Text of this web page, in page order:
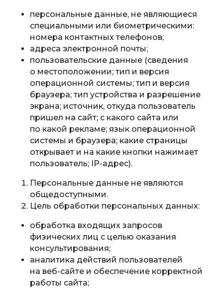
персональные данные, не являющиеся
специальными или биометрическими:
номера контактных телефонов;
адреса электронной почты;
пользовательские данные (сведения
о местоположении; тип и версия
операционной системы; тип и версия
браузера; тип устройства и разрешение
экрана; источник, откуда пользователь
пришел на сайт; с какого сайта или
по какой рекламе; язык операционной
системы и браузера; какие страницы
открывает и на какие кнопки нажимает
пользователь; IP-адрес).
Персональные данные не являются
общедоступными.
Цель обработки персональных данных:
обработка входящих запросов
физических лиц с целью оказания
консультирования;
аналитика действий пользователей
на веб-сайте и обеспечение корректной
работы сайта;